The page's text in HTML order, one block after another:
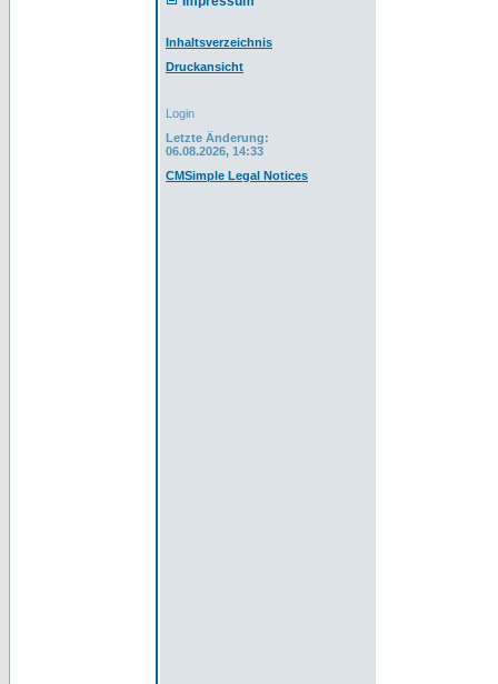
Inhaltsverzeichnis
Druckansicht
Login
Letzte Änderung:
06.08.2026, 14:33
CMSimple Legal Notices